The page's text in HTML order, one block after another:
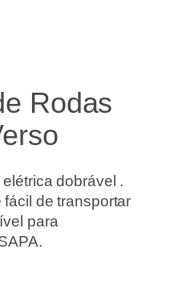
Rodas
dobrável .
de transportar
para